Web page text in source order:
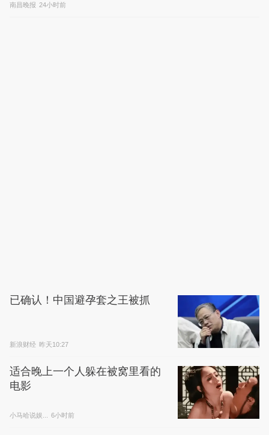
南昌晚报 24小时前
已确认！中国避孕套之王被抓
新浪财经 昨天10:27
适合晚上一个人躲在被窝里看的
电影
小马哈说娱... 6小时前